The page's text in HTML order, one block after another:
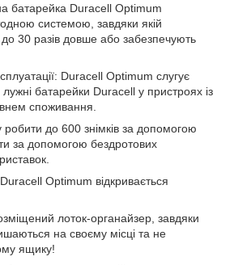
батарейка Duracell Optimum
системою, завдяки якій
30 разів довше або забезпечують
Duracell Optimum слугує
батарейки Duracell у пристроях із
споживання.
до 600 знімків за допомогою
за допомогою бездротових
Optimum відкривається
лоток-органайзер, завдяки
на своєму місці та не
ящику!